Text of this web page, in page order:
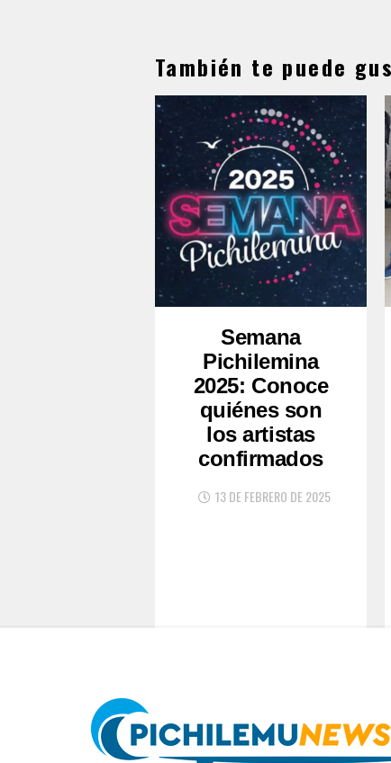
También te puede
Semana
Pichilemina
2025: Conoce
quiénes son
los artistas
confirmados
13 DE FEBRERO DE 2025